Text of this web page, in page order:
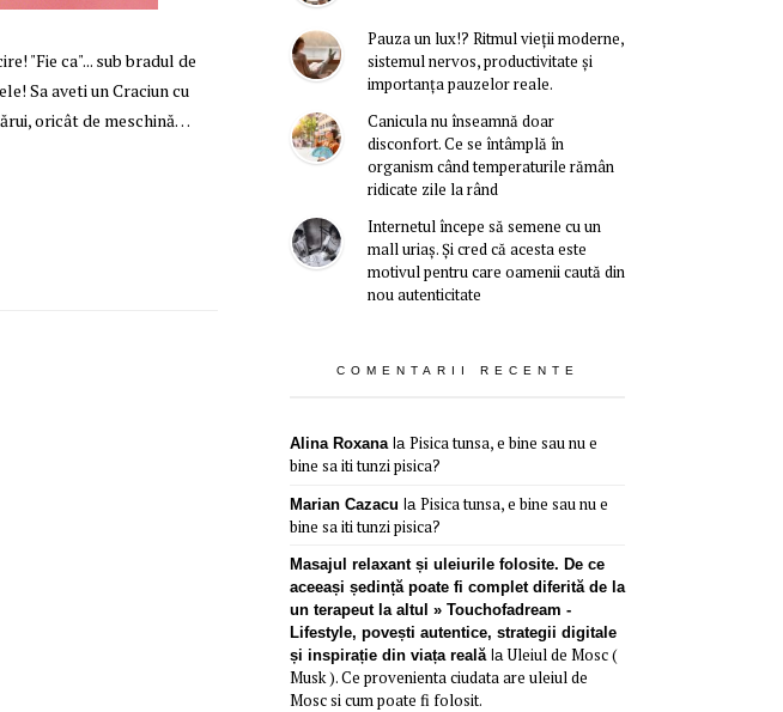
"Fie ca"... sub bradul de
Sa aveti un Craciun cu
oricât de meschină…
Pauza un lux!? Ritmul vieții moderne,
sistemul nervos, productivitate și
importanța pauzelor reale.
Canicula nu înseamnă doar
disconfort. Ce se întâmplă în
organism când temperaturile rămân
ridicate zile la rând
Internetul începe să semene cu un
mall uriaș. Și cred că acesta este
motivul pentru care oamenii caută din
nou autenticitate
COMENTARII RECENTE
Alina Roxanala Pisica tunsa, e bine sau nu e
bine sa iti tunzi pisica?
Marian Cazacu la Pisica tunsa, e bine sau nu e
bine sa iti tunzi pisica?
Masajul relaxant și uleiurile folosite. De ce
aceeași ședință poate fi complet diferită de la
un terapeut la altul » Touchofadream -
Lifestyle, povești autentice, strategii digitale
și inspirație din viața reală laUleiul de Mosc (
Musk ). Ce provenienta ciudata are uleiul de
Mosc si cum poate fi folosit.